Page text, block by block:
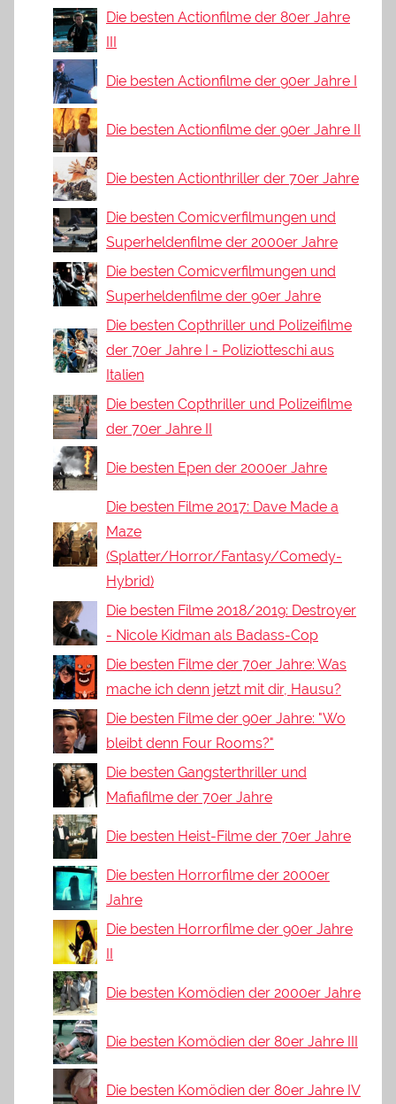
Die besten Actionfilme der 80er Jahre
III
Die besten Actionfilme der 90er Jahre I
Die besten Actionfilme der 90er Jahre II
Die besten Actionthriller der 70er Jahre
Die besten Comicverfilmungen und
Superheldenfilme der 2000er Jahre
Die besten Comicverfilmungen und
Superheldenfilme der 90er Jahre
Die besten Copthriller und Polizeifilme
der 70er Jahre I - Poliziotteschi aus
Italien
Die besten Copthriller und Polizeifilme
der 70er Jahre II
Die besten Epen der 2000er Jahre
Die besten Filme 2017: Dave Made a
Maze
(Splatter/Horror/Fantasy/Comedy-
Hybrid)
Die besten Filme 2018/2019: Destroyer
- Nicole Kidman als Badass-Cop
Die besten Filme der 70er Jahre: Was
mache ich denn jetzt mit dir, Hausu?
Die besten Filme der 90er Jahre: "Wo
bleibt denn Four Rooms?"
Die besten Gangsterthriller und
Mafiafilme der 70er Jahre
Die besten Heist-Filme der 70er Jahre
Die besten Horrorfilme der 2000er
Jahre
Die besten Horrorfilme der 90er Jahre
II
Die besten Komödien der 2000er Jahre
Die besten Komödien der 80er Jahre III
Die besten Komödien der 80er Jahre IV